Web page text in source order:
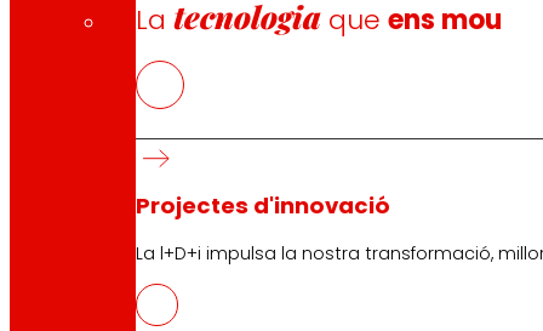
Latecnologia queens mou
Projectes d'innovació
La l+D+i impulsa la nostra transformació,